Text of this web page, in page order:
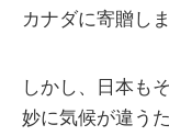
カナダに寄贈し
しかし、日本も
妙に気候が違う